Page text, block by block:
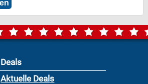
Deals
Aktuelle Deals